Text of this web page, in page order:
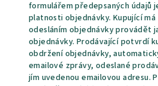
formulářem předepsaných údajů
platnosti objednávky. Kupující
odesláním objednávky provádět
objednávky. Prodávající potvrdí
obdržení objednávky,
emailové zprávy, odeslané
jím uvedenou emailovou adresu.